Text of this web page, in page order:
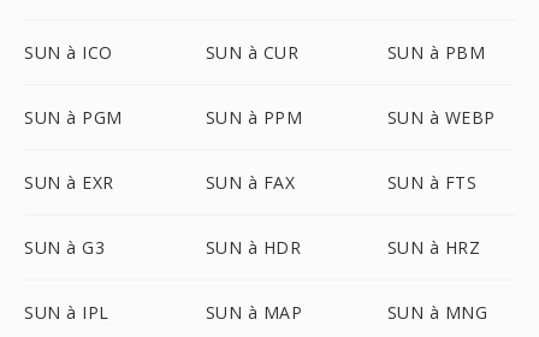
SUN à ICO SUN à CUR SUN à PBM
SUN à PGM SUN à PPM SUN à WEBP
SUN à EXR SUN à FAX SUN à FTS
SUN à G3 SUN à HDR SUN à HRZ
SUN à IPL SUN à MAP SUN à MNG